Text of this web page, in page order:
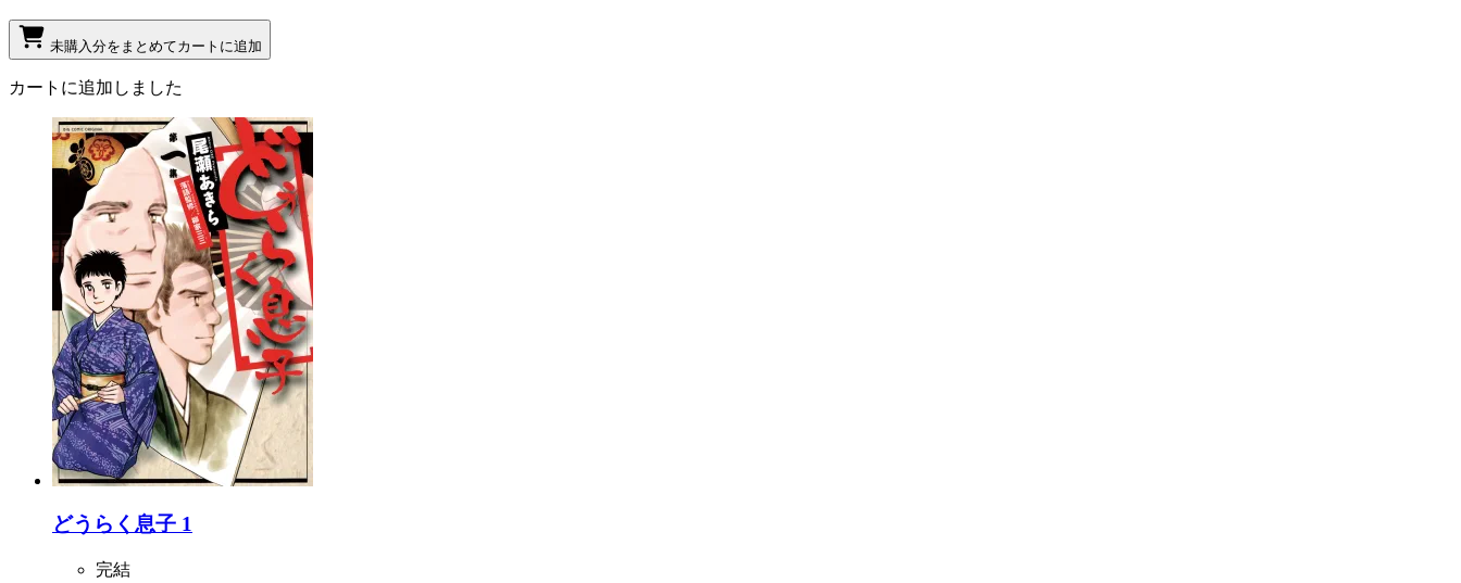
未購入分をまとめてカートに追加
カートに追加しました
どうらく息子 1
完結